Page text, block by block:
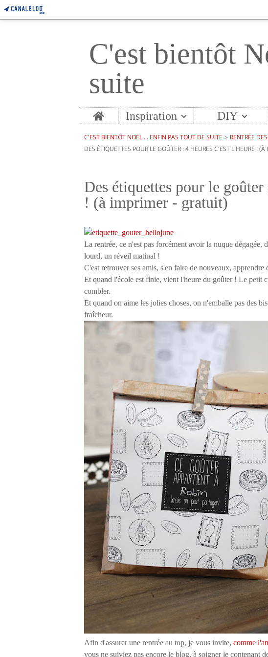
C'est bientôt
suite
Home Inspiration DIY
C'EST BIENTÔT NOËL ... ENFIN PAS TOUT DE SUITE > RENTRÉE
DES ÉTIQUETTES POUR LE GOÛTER : 4 HEURES C'EST L'HEURE !
Des étiquettes pour le
! (à imprimer - gratuit)
La rentrée, ce n'est pas forcément avoir la nuque dégagée,
lourd, un réveil matinal !
C'est retrouver ses amis, s'en faire de nouveaux, apprendre
Et quand l'école est finie, vient l'heure du goûter ! Le petit
combler.
Et quand on aime les jolies choses, on n'emballe pas des
fraîcheur.
Afin d'assurer une rentrée au top, je vous invite, comme
vous ne suiviez pas encore le blog, à soigner le contenant